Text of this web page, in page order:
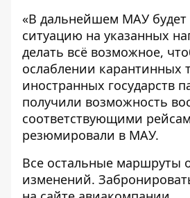
«В дальнейшем МАУ будет
ситуацию на указанных
делать всё возможное,
ослаблении карантинных
иностранных государств
получили возможность
соответствующими
резюмировали в МАУ.
Все остальные маршруты
изменений.